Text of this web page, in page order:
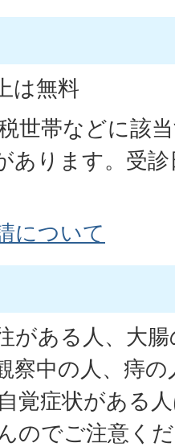
は無料
世帯などに該
あります。受
について
がある人、大
察中の人、痔
覚症状がある
のでご注意く